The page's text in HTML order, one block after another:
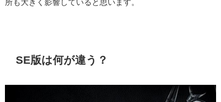
所も大きく影響していると思います。
SE版は何が違う？